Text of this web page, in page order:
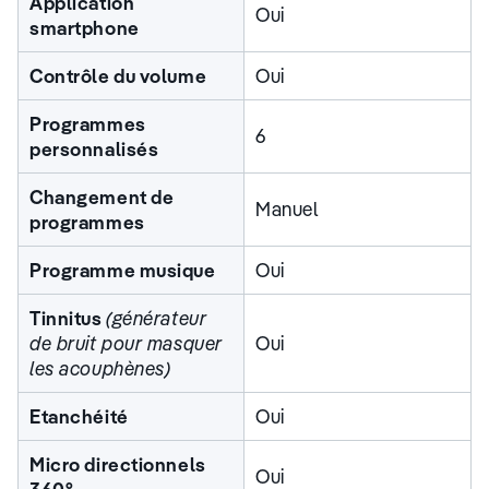
smartphone
Oui
Contrôle du volume
Oui
Programmes
personnalisés
6
Changement de
programmes
Manuel
Programme musique
Oui
Tinnitus(générateur
de bruit pour masquer
les acouphènes)
Oui
Etanchéité
Oui
Micro directionnels
Oui